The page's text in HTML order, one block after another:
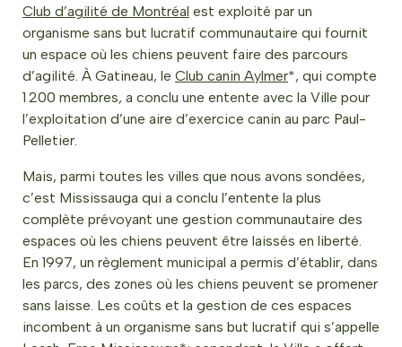
Club d’agilité de Montréal est exploité par un
organisme sans but lucratif communautaire qui fournit
un espace où les chiens peuvent faire des parcours
d’agilité. À Gatineau, le Club canin Aylmer*, qui compte
1 200 membres, a conclu une entente avec la Ville pour
l’exploitation d’une aire d’exercice canin au parc Paul-
Pelletier.
Mais, parmi toutes les villes que nous avons sondées,
c’est Mississauga qui a conclu l’entente la plus
complète prévoyant une gestion communautaire des
espaces où les chiens peuvent être laissés en liberté.
En 1997, un règlement municipal a permis d’établir, dans
les parcs, des zones où les chiens peuvent se promener
sans laisse. Les coûts et la gestion de ces espaces
incombent à un organisme sans but lucratif qui s’appelle